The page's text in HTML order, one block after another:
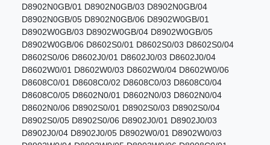
D8902N0GB/01 D8902N0GB/03 D8902N0GB/04
D8902N0GB/05 D8902N0GB/06 D8902W0GB/01
D8902W0GB/03 D8902W0GB/04 D8902W0GB/05
D8902W0GB/06 D8602S0/01 D8602S0/03 D8602S0/04
D8602S0/06 D8602J0/01 D8602J0/03 D8602J0/04
D8602W0/01 D8602W0/03 D8602W0/04 D8602W0/06
D8608C0/01 D8608C0/02 D8608C0/03 D8608C0/04
D8608C0/05 D8602N0/01 D8602N0/03 D8602N0/04
D8602N0/06 D8902S0/01 D8902S0/03 D8902S0/04
D8902S0/05 D8902S0/06 D8902J0/01 D8902J0/03
D8902J0/04 D8902J0/05 D8902W0/01 D8902W0/03